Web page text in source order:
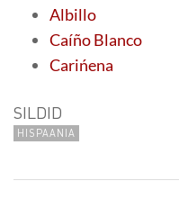
Albillo
Caíño Blanco
Carińena
SILDID
HISPAANIA